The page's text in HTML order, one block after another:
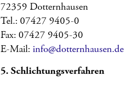
72359 Dotternhausen
Tel.: 07427 9405-0
Fax: 07427 9405-30
E-Mail: info@dotternhausen.de
5. Schlichtungsverfahren